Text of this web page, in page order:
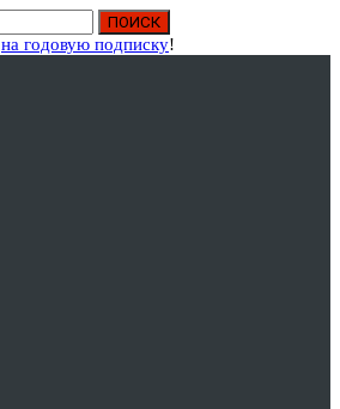
на годовую подписку!